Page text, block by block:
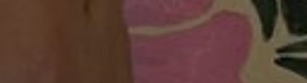
1 200 грн